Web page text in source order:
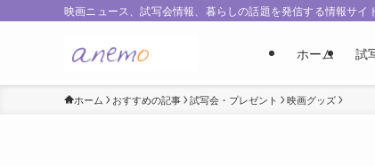
映画ニュース、試写会情報、暮らしの話題を発信する情報サイ
ホーム 試
ホーム おすすめの記事 試写会・プレゼント 映画グッズ